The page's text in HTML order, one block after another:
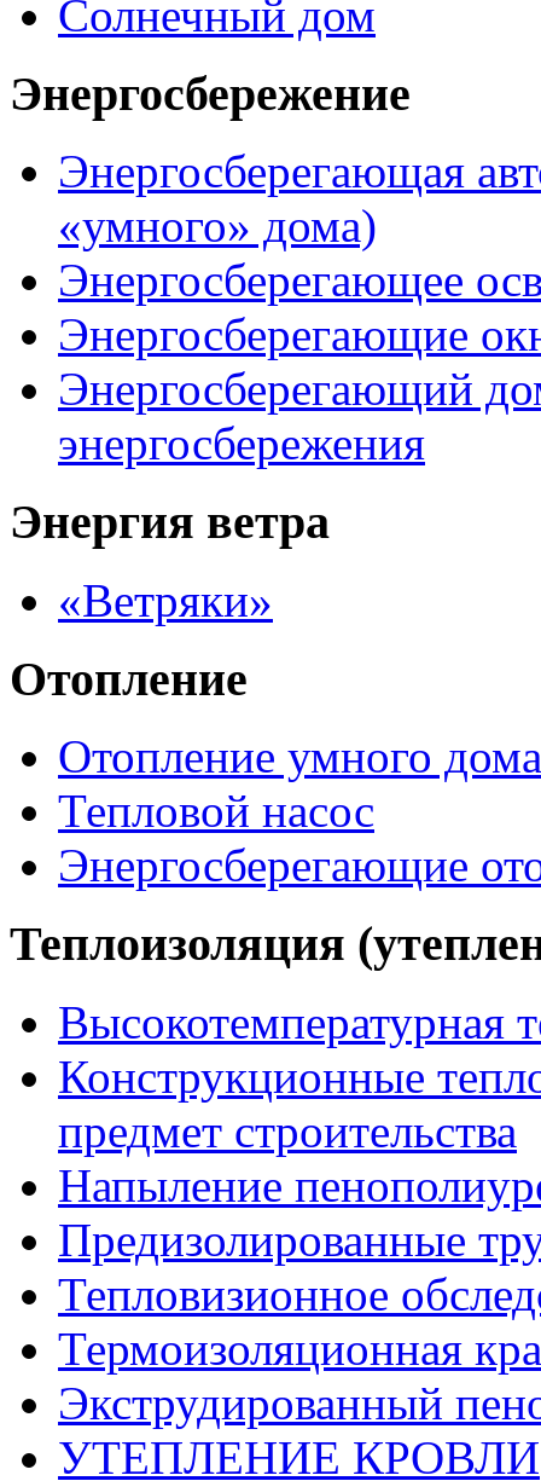
Солнечный дом
Энергосбережение
Энергосберегающая
«умного» дома)
Энергосберегающее
Энергосберегающие
Энергосберегающий
энергосбережения
Энергия ветра
«Ветряки»
Отопление
Отопление умного дома
Тепловой насос
Энергосберегающие
Теплоизоляция
Высокотемпературная
Конструкционные
предмет строительства
Напыление
Предизолированные
Тепловизионное
Термоизоляционная
Экструдированный
УТЕПЛЕНИЕ КРОВЛИ